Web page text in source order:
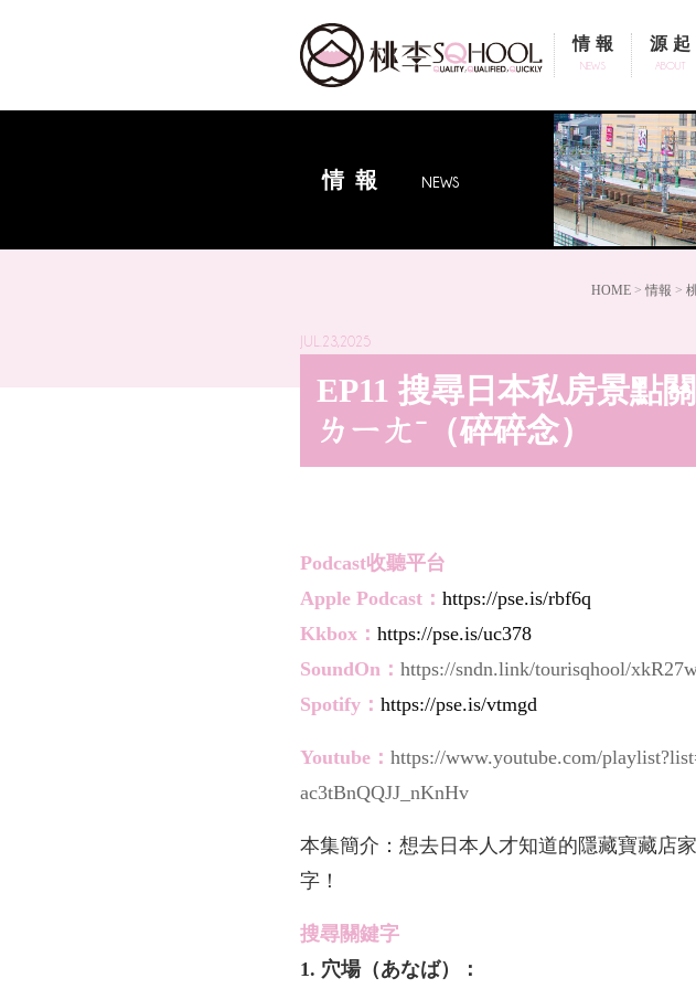
情報
NEWS
源起
ABOUT
情報 NEWS
HOME > 情報 >
JUL.23,2025
EP11 搜尋日本私房景點
ㄌㄧㄤˉ（碎碎念）
Podcast收聽平台
Apple Podcast： https://pse.is/rbf6q
Kkbox： https://pse.is/uc378
SoundOn： https://sndn.link/tourisqhool/
Spotify： https://pse.is/vtmgd
Youtube： https://www.youtube.com/
ac3tBnQQJJ_nKnHv
本集簡介：想去日本人才知道的隱藏寶藏店
字！
搜尋關鍵字
1. 穴場（あなば）：